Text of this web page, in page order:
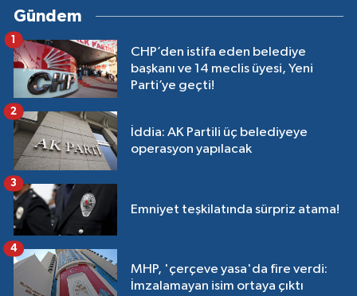
Gündem
CHP’den istifa eden belediye
başkanı ve 14 meclis üyesi, Yeni
Parti’ye geçti!
1
İddia: AK Partili üç belediyeye
operasyon yapılacak
2
Emniyet teşkilatında sürpriz atama!
3
MHP, 'çerçeve yasa'da fire verdi:
İmzalamayan isim ortaya çıktı
4